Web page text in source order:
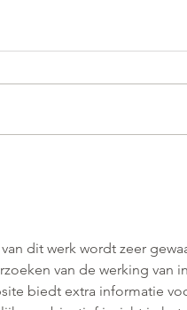
dit werk wordt zeer
van de werking van
biedt extra informatie